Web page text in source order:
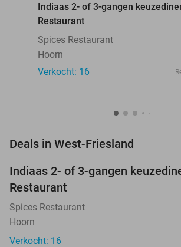
Indiaas 2- of 3-gangen
Restaurant
Spices Restaurant
Hoorn
Verkocht: 16
Deals in West-Friesland
TODAY
Indiaas 2- of 3-gangen
Restaurant
Spices Restaurant
Hoorn
Verkocht: 16